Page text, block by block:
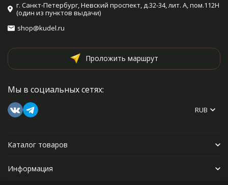
г. Санкт-Петербург, Невский проспект, д.32-34, лит. А, пом.112Н
(один из пунктов выдачи)
shop@kudel.ru
Проложить маршрут
Мы в социальных сетях:
RUB
Каталог товаров
Информация